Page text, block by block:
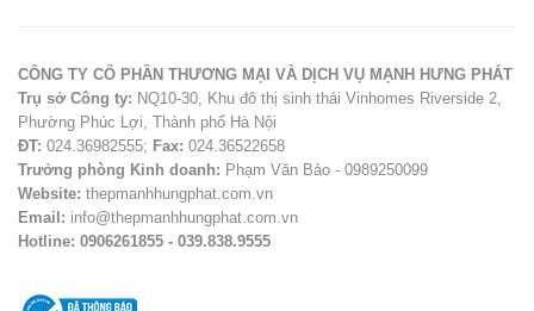
CÔNG TY CỔ PHẦN THƯƠNG MẠI VÀ DỊCH VỤ MẠNH HƯNG PHÁT
Trụ sở Công ty: NQ10-30, Khu đô thị sinh thái Vinhomes Riverside 2,
Phường Phúc Lợi, Thành phố Hà Nội
ĐT: 024.36982555; Fax: 024.36522658
Trưởng phòng Kinh doanh: Phạm Văn Bảo - 0989250099
Website: thepmanhhungphat.com.vn
Email: info@thepmanhhungphat.com.vn
Hotline: 0906261855 - 039.838.9555